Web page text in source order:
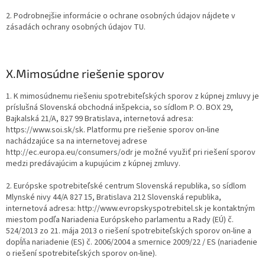
2. Podrobnejšie informácie o ochrane osobných údajov nájdete v
zásadách ochrany osobných údajov TU.
X.Mimosúdne riešenie sporov
1. K mimosúdnemu riešeniu spotrebiteľských sporov z kúpnej zmluvy je
príslušná Slovenská obchodná inšpekcia, so sídlom P. O. BOX 29,
Bajkalská 21/A, 827 99 Bratislava, internetová adresa:
https://www.soi.sk/sk. Platformu pre riešenie sporov on-line
nachádzajúce sa na internetovej adrese
http://ec.europa.eu/consumers/odr je možné využiť pri riešení sporov
medzi predávajúcim a kupujúcim z kúpnej zmluvy.
2. Európske spotrebiteľské centrum Slovenská republika, so sídlom
Mlynské nivy 44/A 827 15, Bratislava 212 Slovenská republika,
internetová adresa: http://www.evropskyspotrebitel.sk je kontaktným
miestom podľa Nariadenia Európskeho parlamentu a Rady (EÚ) č.
524/2013 zo 21. mája 2013 o riešení spotrebiteľských sporov on-line a
dopĺňa nariadenie (ES) č. 2006/2004 a smernice 2009/22 / ES (nariadenie
o riešení spotrebiteľských sporov on-line).